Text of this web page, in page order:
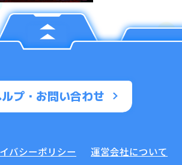
プ・お問い合わせ
バシーポリシー
運営会社について